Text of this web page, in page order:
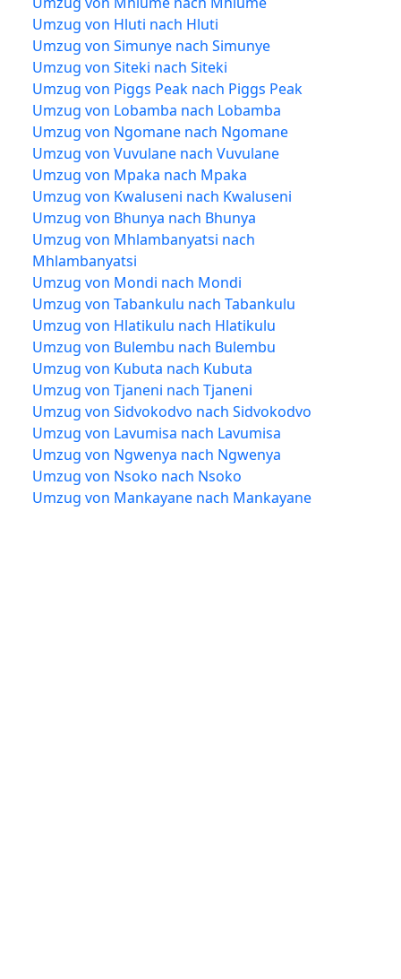
Umzug von Hluti nach Hluti
Umzug von Simunye nach Simunye
Umzug von Siteki nach Siteki
Umzug von Piggs Peak nach Piggs Peak
Umzug von Lobamba nach Lobamba
Umzug von Ngomane nach Ngomane
Umzug von Vuvulane nach Vuvulane
Umzug von Mpaka nach Mpaka
Umzug von Kwaluseni nach Kwaluseni
Umzug von Bhunya nach Bhunya
Umzug von Mhlambanyatsi nach
Mhlambanyatsi
Umzug von Mondi nach Mondi
Umzug von Tabankulu nach Tabankulu
Umzug von Hlatikulu nach Hlatikulu
Umzug von Bulembu nach Bulembu
Umzug von Kubuta nach Kubuta
Umzug von Tjaneni nach Tjaneni
Umzug von Sidvokodvo nach Sidvokodvo
Umzug von Lavumisa nach Lavumisa
Umzug von Ngwenya nach Ngwenya
Umzug von Nsoko nach Nsoko
Umzug von Mankayane nach Mankayane